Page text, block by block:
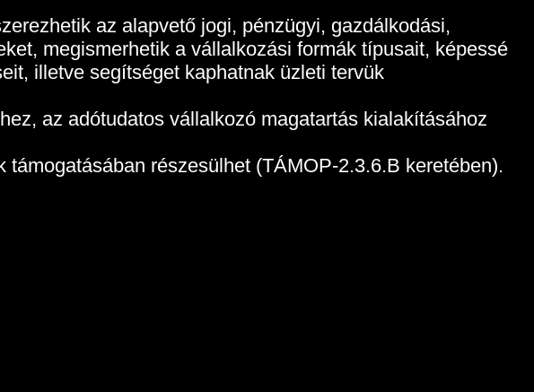
az alapvető jogi, pénzügyi, gazdálkodási,
megismerhetik a vállalkozási formák típusait, képessé
illetve segítséget kaphatnak üzleti tervük
az adótudatos vállalkozó magatartás kialakításához
részesülhet (TÁMOP-2.3.6.B keretében).